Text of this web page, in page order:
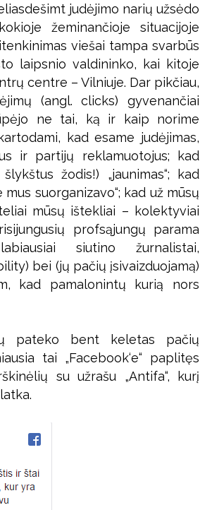
judėjimo narių užsėdo
žeminančioje situacijoje
viešai tampa svarbūs
laipsnio valdininko, kai kitoje
centre – Vilniuje. Dar pikčiau,
(angl. clicks) gyvenančiai
ne tai, ką ir kaip norime
kad esame judėjimas,
ir partijų reklamuotojus; kad
žodis!) „jaunimas“; kad
suorganizavo“; kad už mūsų
mūsų ištekliai – kolektyviai
profsąjungų parama
siutino žurnalistai,
bei (jų pačių įsivaizduojamą)
kad pamalonintų kurią nors
pateko bent keletas pačių
tai „Facebook‘e“ paplitęs
su užrašu „Antifa“, kurį